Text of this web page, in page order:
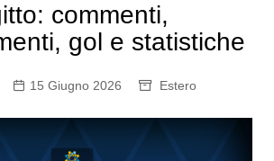
commenti,
gol e statistiche
15 Giugno 2026 Estero